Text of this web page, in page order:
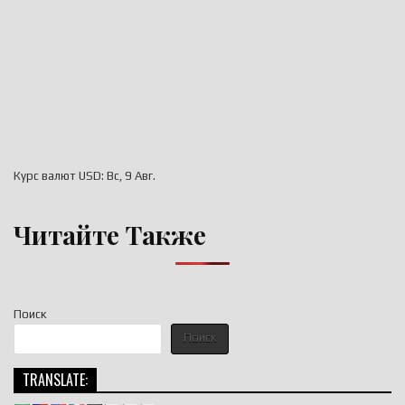
Поиск
Поиск
TRANSLATE:
Курс валют USD: Вс, 9 Авг.
Читайте Также